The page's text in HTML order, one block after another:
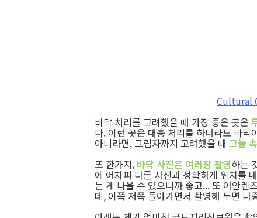
Cultural
바닥 처리를 고려했을 때 가장 좋은 곳은
다. 이런 곳은 대충 처리를 하더라도 바
아니라면, 그림자까지 고려했을 때 그늘 속
또 한가지, 바닥 사진은 여러장 촬영하는
에 어차피 다른 사진과 정확하게 위치를
는 게 나올 수 있으니까 좋고... 또 어안렌
데, 이쪽 저쪽 돌아가면서 촬영해 두면